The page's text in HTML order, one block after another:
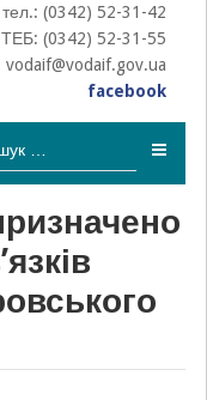
тел.: (0342) 52-31-42
(0342) 52-31-55
vodaif@vodaif.gov.ua
facebook